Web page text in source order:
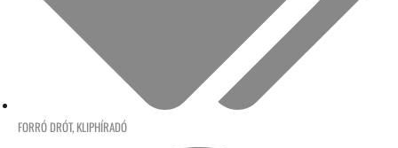
FORRÓ DRÓT, KLIPHÍRADÓ